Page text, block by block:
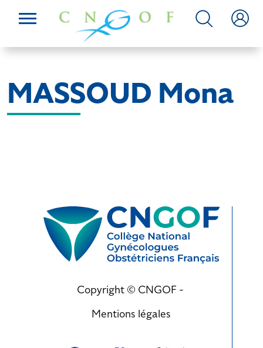
MASSOUD Mona
Copyright © CNGOF -
Mentions légales